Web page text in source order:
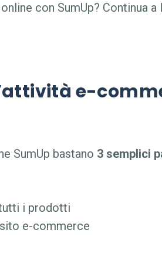
con SumUp? Continua
e-
SumUp bastano 3 semplici
i prodotti
e-commerce